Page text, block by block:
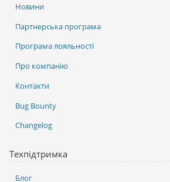
Новини
Партнерська програма
Програма лояльності
Про компанію
Контакти
Bug Bounty
Changelog
Техпідтримка
Блог